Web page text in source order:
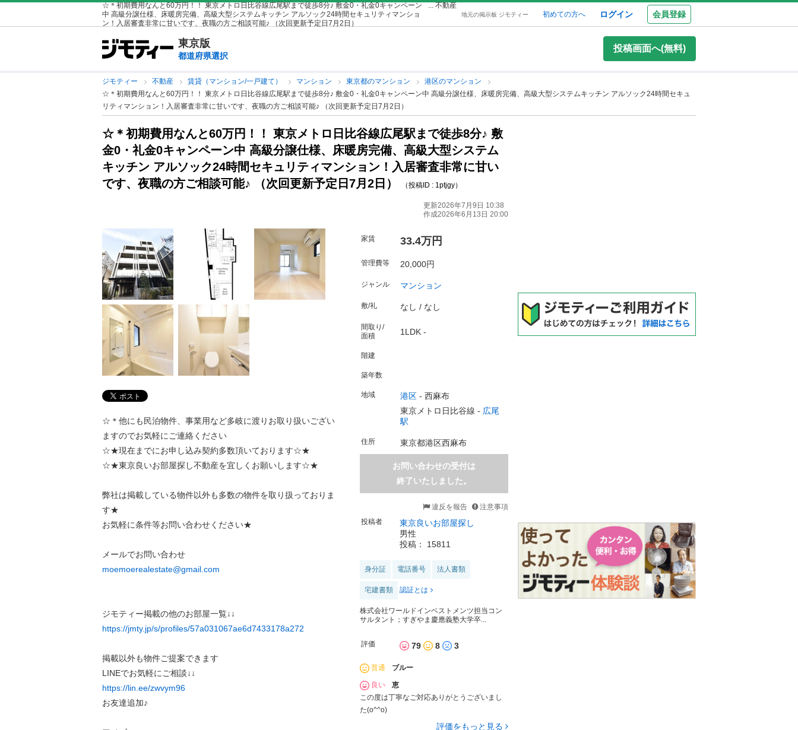
☆＊初期費用なんと60万円！！ 東京メトロ日比谷線広尾駅まで徒歩8分♪ 敷金0・礼金0キャンペーン
中 高級分譲仕様、床暖房完備、高級大型システムキッチン アルソック24時間セキュリティマンショ
ン！入居審査非常に甘いです、夜職の方ご相談可能♪ （次回更新予定日7月2日）
... 不動産
地元の掲示板 ジモティー 初めての方へ ログイン 会員登録
東京版
都道府県選択
投稿画面へ(無料)
ジモティー 不動産 賃貸（マンション/一戸建て） マンション 東京都のマンション
港区のマンション
☆＊初期費用なんと60万円！！ 東京メトロ日比谷線広尾駅まで徒歩8分♪ 敷金0・礼金0キャンペーン中 高級分譲仕様、床暖房完備、高級大型システムキッチン アルソック24時間セキュ
リティマンション！入居審査非常に甘いです、夜職の方ご相談可能♪ （次回更新予定日7月2日）
☆＊初期費用なんと60万円！！ 東京メトロ日比谷線広尾駅まで徒歩8分♪ 敷
金0・礼金0キャンペーン中 高級分譲仕様、床暖房完備、高級大型システム
キッチン アルソック24時間セキュリティマンション！入居審査非常に甘い
です、夜職の方ご相談可能♪ （次回更新予定日7月2日）
（投稿ID : 1ptjgy）
更新2026年7月9日 10:38
作成2026年6月13日 20:00
☆＊他にも民泊物件、事業用など多岐に渡りお取り扱いござい
ますのでお気軽にご連絡ください
☆★現在までにお申し込み契約多数頂いております☆★
☆★東京良いお部屋探し不動産を宜しくお願いします☆★
弊社は掲載している物件以外も多数の物件を取り扱っておりま
す★
お気軽に条件等お問い合わせください★
メールでお問い合わせ
moemoerealestate@gmail.com
ジモティー掲載の他のお部屋一覧↓↓
https://jmty.jp/s/profiles/57a031067ae6d7433178a272
掲載以外も物件ご提案できます
LINEでお気軽にご相談↓↓
https://lin.ee/zwvym96
お友達追加♪
家賃 33.4万円
管理費等 20,000円
ジャンル マンション
敷/礼 なし / なし
間取り/
面積
1LDK -
階建
築年数
地域 港区 - 西麻布
東京メトロ日比谷線 - 広尾
駅
住所 東京都港区西麻布
お問い合わせの受付は
終了いたしました。
違反を報告
注意事項
投稿者
東京良いお部屋探し
男性
投稿： 15811
身分証 電話番号 法人書類
宅建書類 認証とは
株式会社ワールドインベストメンツ担当コン
サルタント；すぎやま慶應義塾大学卒...
評価 79 8 3
普通 ブルー
良い
恵
この度は丁寧なご対応ありがとうございまし
た(o^^o)
評価をもっと見る